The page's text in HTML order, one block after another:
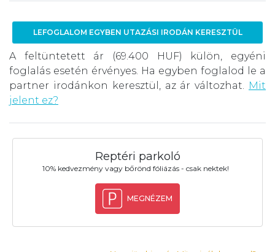
LEFOGLALOM EGYBEN UTAZÁSI IRODÁN KERESZTÜL
A feltüntetett ár (69.400 HUF) külön, egyéni
foglalás esetén érvényes. Ha egyben foglalod le a
partner irodánkon keresztül, az ár változhat.
Mit
jelent ez?
Reptéri parkoló
10% kedvezmény vagy bőrönd fóliázás - csak nektek!
MEGNÉZEM